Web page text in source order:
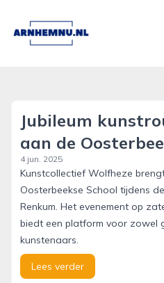
arnhemnu.nl
Jubileum
aan de
4 jun. 2025
Kunstcollectief Wolfheze
Oosterbeekse School tijdens
Renkum. Het evenement op
biedt een platform voor zowel
kunstenaars.
Lees verder